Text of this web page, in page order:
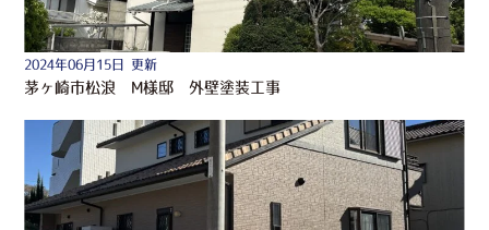
2024年06月15日 更新
茅ヶ崎市松浪 M様邸 外壁塗装工事